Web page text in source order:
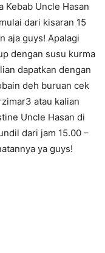
Kebab Uncle Hasan
dari kisaran 15
aja guys! Apalagi
dengan susu kurma
dapatkan dengan
deh buruan cek
atau kalian
Uncle Hasan di
dari jam 15.00 –
ya guys!